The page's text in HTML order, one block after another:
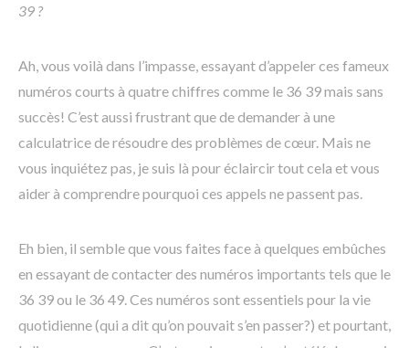
39 ?
Ah, vous voilà dans l’impasse, essayant d’appeler ces fameux
numéros courts à quatre chiffres comme le 36 39 mais sans
succès! C’est aussi frustrant que de demander à une
calculatrice de résoudre des problèmes de cœur. Mais ne
vous inquiétez pas, je suis là pour éclaircir tout cela et vous
aider à comprendre pourquoi ces appels ne passent pas.
Eh bien, il semble que vous faites face à quelques embûches
en essayant de contacter des numéros importants tels que le
36 39 ou le 36 49. Ces numéros sont essentiels pour la vie
quotidienne (qui a dit qu’on pouvait s’en passer?) et pourtant,